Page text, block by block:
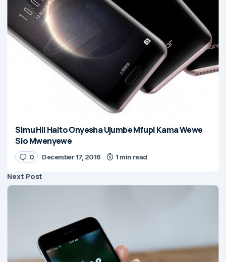
Simu Hii Haito Onyesha Ujumbe Mfupi Kama Wewe
Sio Mwenyewe
0 December 17, 2016 1 min read
Next Post